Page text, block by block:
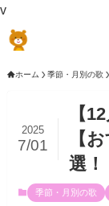
v
ホーム 季節・月別の歌
【
【
選！
2025
7/01
季節・月別の歌